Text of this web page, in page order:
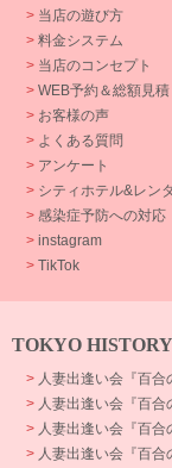
> 当店の遊び方
> 料金システム
> 当店のコンセプト
> WEB予約＆総額見積
> お客様の声
> よくある質問
> アンケート
> シティホテル&レン
> 感染症予防への対応
> instagram
> TikTok
TOKYO
> 人妻出逢い会『百
> 人妻出逢い会『百合
> 人妻出逢い会『百合
> 人妻出逢い会『百合